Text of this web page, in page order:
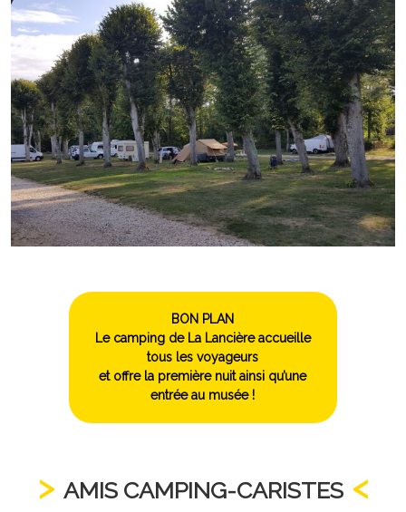
BON PLAN
Le camping de La Lancière accueille
tous les voyageurs
et offre la première nuit ainsi qu’une
entrée au musée !
AMIS CAMPING-CARISTES